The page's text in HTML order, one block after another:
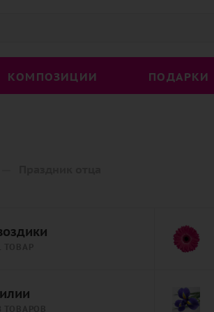
КОМПОЗИЦИИ ПОДАРКИ